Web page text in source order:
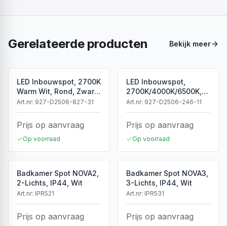
Gerelateerde producten Bekijk meer
LED Inbouwspot, 2700K
Warm Wit, Rond, Zwart,
Dimbaar, IP44
Art.nr: 927-D2506-827-31
Prijs op aanvraag
Op voorraad
LED Inbouwspot,
2700K/4000K/6500K,
Dimbaar, Wit, IP44
Art.nr: 927-D2506-246-11
Prijs op aanvraag
Op voorraad
Badkamer Spot NOVA2,
2-Lichts, IP44, Wit
Art.nr: IPR521
Prijs op aanvraag
Badkamer Spot NOVA3,
3-Lichts, IP44, Wit
Art.nr: IPR531
Prijs op aanvraag